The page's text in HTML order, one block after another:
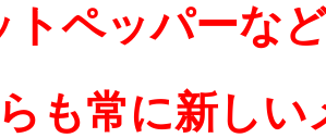
トペッパーな
も常に新し